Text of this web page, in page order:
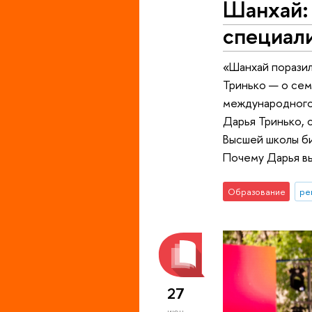
Шанхай:
«Шанхай
Тринько — о
Дарья Тринько,
Высшей школы
Почему Дарья
Образование
27